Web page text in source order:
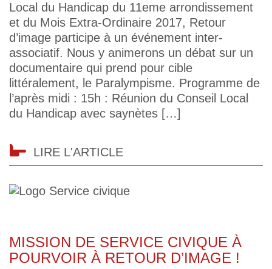
Local du Handicap du 11eme arrondissement
et du Mois Extra-Ordinaire 2017, Retour
d’image participe à un événement inter-
associatif. Nous y animerons un débat sur un
documentaire qui prend pour cible
littéralement, le Paralympisme. Programme de
l’après midi : 15h : Réunion du Conseil Local
du Handicap avec saynètes […]
LIRE L'ARTICLE
MISSION DE SERVICE CIVIQUE À
POURVOIR À RETOUR D’IMAGE !